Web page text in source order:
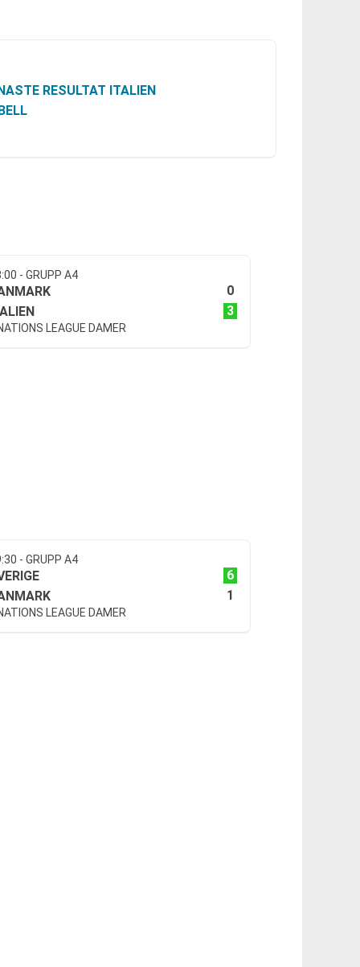
RESULTAT ITALIEN
- GRUPP A4
0
3
LEAGUE DAMER
- GRUPP A4
6
1
LEAGUE DAMER